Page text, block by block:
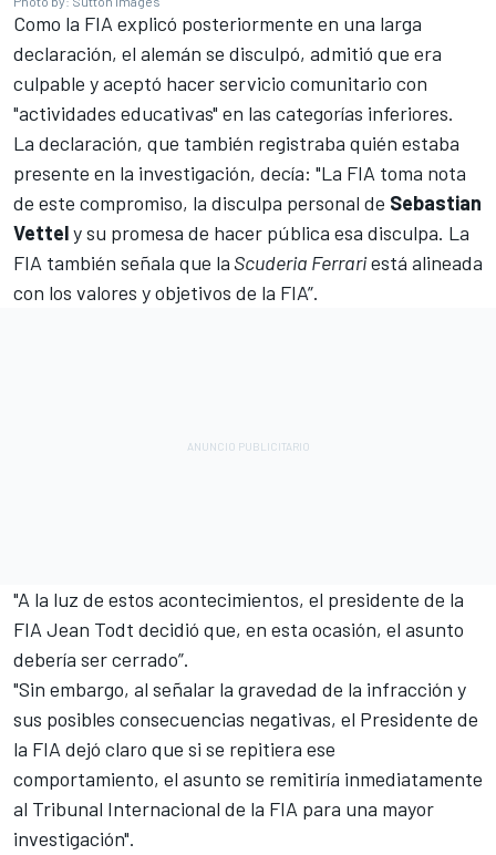
Como la FIA explicó posteriormente en una larga
declaración, el alemán se disculpó, admitió que era
culpable y aceptó hacer servicio comunitario con
"actividades educativas" en las categorías inferiores.
La declaración, que también registraba quién estaba
presente en la investigación, decía: "La FIA toma nota
de este compromiso, la disculpa personal de Sebastian
Vettely su promesa de hacer pública esa disculpa. La
FIA también señala que la Scuderia Ferrariestá alineada
con los valores y objetivos de la FIA”.
"A la luz de estos acontecimientos, el presidente de la
FIA Jean Todt decidió que, en esta ocasión, el asunto
debería ser cerrado”.
"Sin embargo, al señalar la gravedad de la infracción y
sus posibles consecuencias negativas, el Presidente de
la FIA dejó claro que si se repitiera ese
comportamiento, el asunto se remitiría inmediatamente
al Tribunal Internacional de la FIA para una mayor
investigación".